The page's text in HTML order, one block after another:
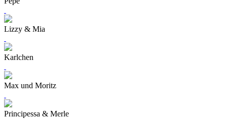
Lizzy & Mia
Karlchen
Max und Moritz
Principessa & Merle